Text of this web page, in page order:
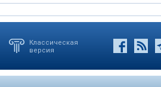
Классическая
версия